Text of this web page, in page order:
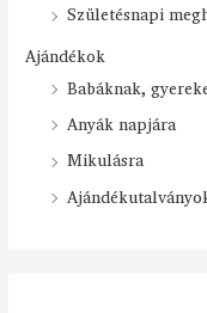
Születésnapi
Ajándékok
Babáknak,
Anyák napjára
Mikulásra